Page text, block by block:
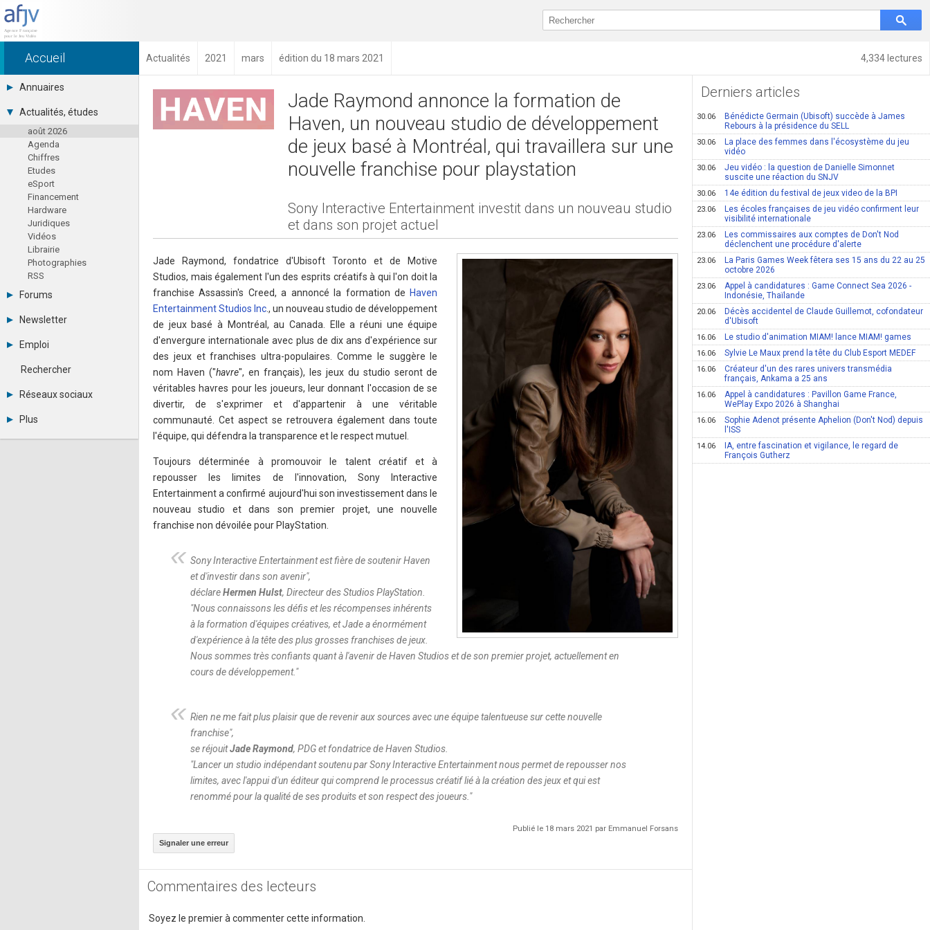
4,334 lectures
Accueil Actualités 2021 mars édition du 18 mars 2021
Annuaires
Toutes les sociétés (691)
Studios (418)
Editeurs (49)
Distributeurs (16)
Hard. / Accessoires (10)
Middlewares (15)
Prestataires (99)
Assoc. / Syndicats (21)
Formations / Ecoles (46)
Presse spécialisée (17)
Actualités, études
août 2026
Agenda
Chiffres
Etudes
eSport
Financement
Hardware
Juridiques
Vidéos
Librairie
Photographies
RSS
Forums
Tous les forums
Se connecter
Messages privés
Contacter un modérateur
Newsletter
Archives
Abonnement
Emploi
Consulter les annonces
Observatoire de l'emploi
Rechercher
Réseaux sociaux
LinkedIn
Plus
Annonceurs
Jade Raymond annonce la formation de
Haven, un nouveau studio de développement
de jeux basé à Montréal, qui travaillera sur une
nouvelle franchise pour playstation
Sony Interactive Entertainment investit dans un nouveau studio
et dans son projet actuel
Jade Raymond, fondatrice d'Ubisoft Toronto et de Motive
Studios, mais également l'un des esprits créatifs à qui l'on doit la
franchise Assassin's Creed, a annoncé la formation de Haven
Entertainment Studios Inc., un nouveau studio de développement
de jeux basé à Montréal, au Canada. Elle a réuni une équipe
d'envergure internationale avec plus de dix ans d'expérience sur
des jeux et franchises ultra-populaires. Comme le suggère le
nom Haven ("havre", en français), les jeux du studio seront de
véritables havres pour les joueurs, leur donnant l'occasion de se
divertir, de s'exprimer et d'appartenir à une véritable
communauté. Cet aspect se retrouvera également dans toute
l'équipe, qui défendra la transparence et le respect mutuel.
Toujours déterminée à promouvoir le talent créatif et à
repousser les limites de l'innovation, Sony Interactive
Entertainment a confirmé aujourd'hui son investissement dans le
nouveau studio et dans son premier projet, une nouvelle
franchise non dévoilée pour PlayStation.
Sony Interactive Entertainment est fière de soutenir Haven
et d'investir dans son avenir",
déclareHermen Hulst, Directeur des Studios PlayStation.
"Nous connaissons les défis et les récompenses inhérents
à la formation d'équipes créatives, et Jade a énormément
d'expérience à la tête des plus grosses franchises de jeux.
Nous sommes très confiants quant à l'avenir de Haven Studios et de son premier projet, actuellement en
cours de développement."
Rien ne me fait plus plaisir que de revenir aux sources avec une équipe talentueuse sur cette nouvelle
franchise",
se réjouitJade Raymond, PDG et fondatrice de Haven Studios.
"Lancer un studio indépendant soutenu par Sony Interactive Entertainment nous permet de repousser nos
limites, avec l'appui d'un éditeur qui comprend le processus créatif lié à la création des jeux et qui est
renommé pour la qualité de ses produits et son respect des joueurs. "
Publié le 18 mars 2021 par Emmanuel Forsans
Signaler une erreur
Commentaires des lecteurs
Soyez le premier à commenter cette information.
Derniers articles
30.06
Bénédicte Germain (Ubisoft) succède à James
Rebours à la présidence du SELL
30.06
La place des femmes dans l'écosystème du jeu
vidéo
30.06
Jeu vidéo : la question de Danielle Simonnet
suscite une réaction du SNJV
30.06 14e édition du festival de jeux video de la BPI
23.06
Les écoles françaises de jeu vidéo confirment leur
visibilité internationale
23.06
Les commissaires aux comptes de Don't Nod
déclenchent une procédure d'alerte
23.06
La Paris Games Week fêtera ses 15 ans du 22 au 25
octobre 2026
23.06
Appel à candidatures : Game Connect Sea 2026 -
Indonésie, Thaïlande
20.06
Décès accidentel de Claude Guillemot, cofondateur
d'Ubisoft
16.06 Le studio d'animation MIAM! lance MIAM! games
16.06 Sylvie Le Maux prend la tête du Club Esport MEDEF
16.06
Créateur d'un des rares univers transmédia
français, Ankama a 25 ans
16.06
Appel à candidatures : Pavillon Game France,
WePlay Expo 2026 à Shanghai
16.06
Sophie Adenot présente Aphelion (Don't Nod) depuis
l'ISS
14.06
IA, entre fascination et vigilance, le regard de
François Gutherz